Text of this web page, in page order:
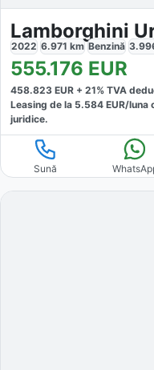
Lamborghini
2022 6.971 km Benzină
555.176 EUR
458.823 EUR + 21% TVA
Leasing de la 5.584 EUR/luna
juridice.
Sună